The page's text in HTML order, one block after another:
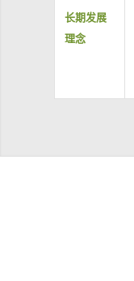
长期发展
理念